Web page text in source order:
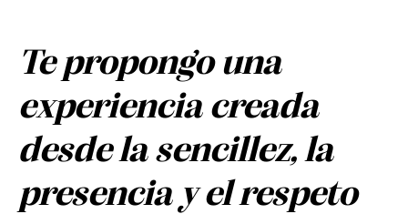
Te propongo una
experiencia creada
desde la sencillez, la
presencia y el respeto